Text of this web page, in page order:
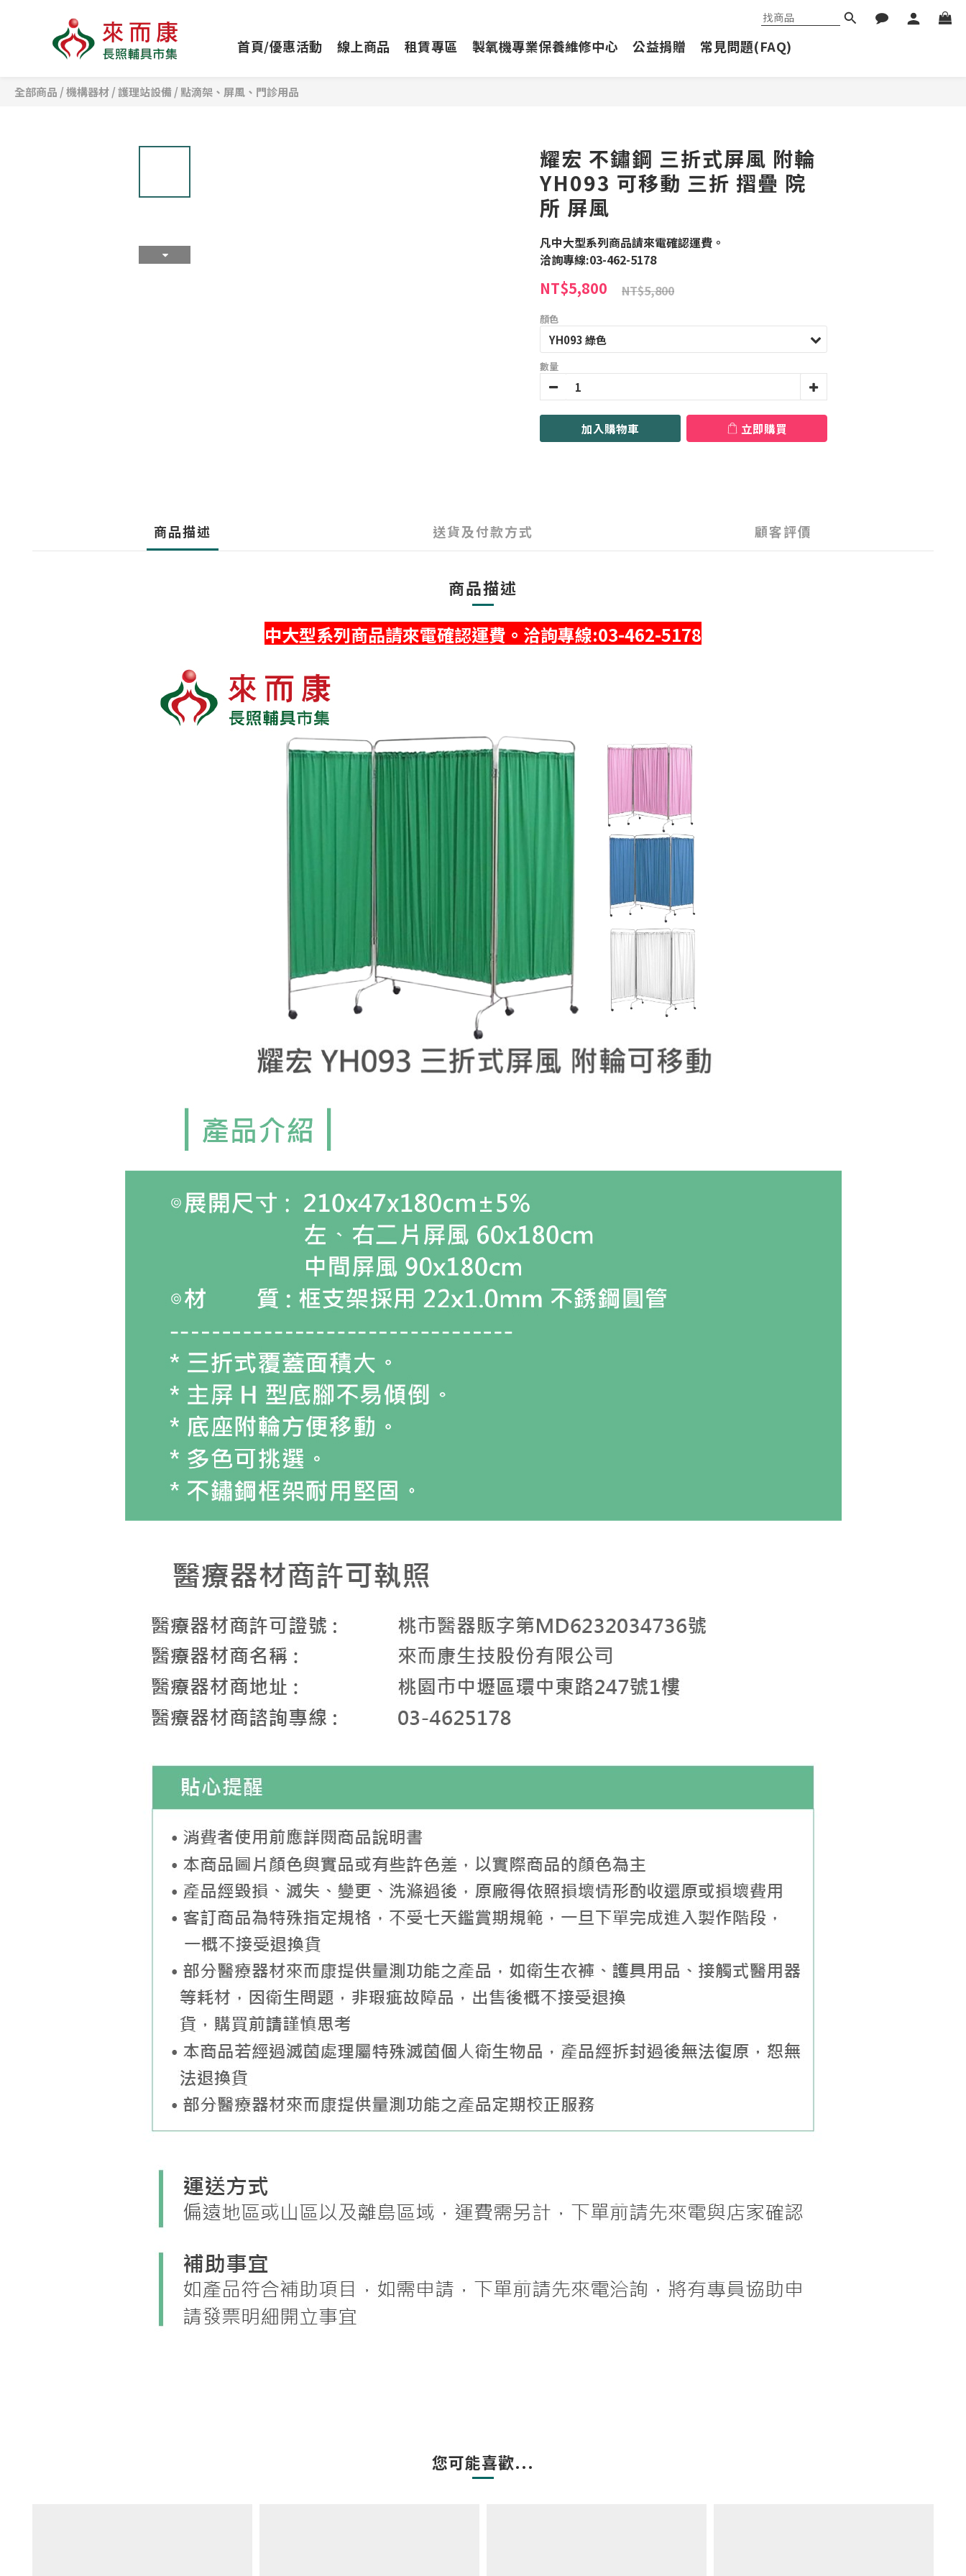
首頁/優惠活動 線上商品 租賃專區 製氧機專業保養維修中心 公益捐贈 常見問題(FAQ)
全部商品 /機構器材/護理站設備/點滴架、屏風、門診用品
耀宏 不鏽鋼 三折式屏風 附輪
YH093 可移動 三折 摺疊 院
所 屏風
凡中大型系列商品請來電確認運費。
洽詢專線:03-462-5178
NT$5,800 NT$5,800
顏色
數量
加入購物車 立即購買
商品描述 送貨及付款方式 顧客評價
商品描述
中大型系列商品請來電確認運費。洽詢專線:03-462-5178
您可能喜歡...